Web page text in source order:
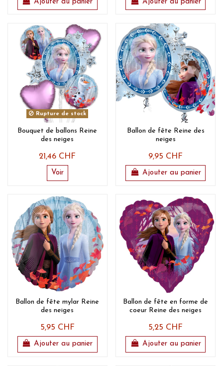
Ajouter au panier Ajouter au panier
Rupture de stock
Bouquet de ballons Reine
des neiges
21,46 CHF
Voir
Ballon de fête Reine des
neiges
9,95 CHF
Ajouter au panier
Ballon de fête mylar Reine
des neiges
5,95 CHF
Ajouter au panier
Ballon de fête en forme de
coeur Reine des neiges
5,25 CHF
Ajouter au panier